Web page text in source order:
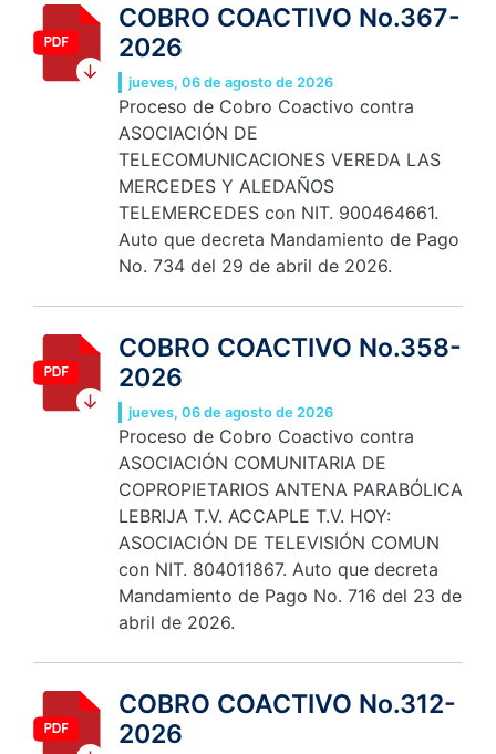
COBRO COACTIVO No.367-
2026
jueves, 06 de agosto de 2026
Proceso de Cobro Coactivo contra
ASOCIACIÓN DE
TELECOMUNICACIONES VEREDA LAS
MERCEDES Y ALEDAÑOS
TELEMERCEDES con NIT. 900464661.
Auto que decreta Mandamiento de Pago
No. 734 del 29 de abril de 2026.
COBRO COACTIVO No.358-
2026
jueves, 06 de agosto de 2026
Proceso de Cobro Coactivo contra
ASOCIACIÓN COMUNITARIA DE
COPROPIETARIOS ANTENA PARABÓLICA
LEBRIJA T.V. ACCAPLE T.V. HOY:
ASOCIACIÓN DE TELEVISIÓN COMUN
con NIT. 804011867. Auto que decreta
Mandamiento de Pago No. 716 del 23 de
abril de 2026.
COBRO COACTIVO No.312-
2026